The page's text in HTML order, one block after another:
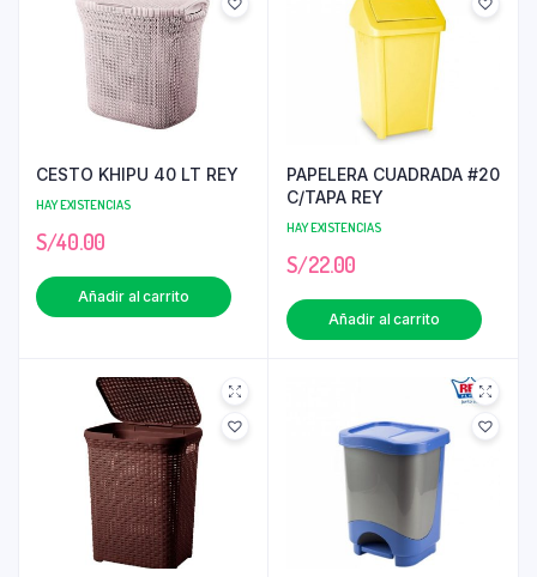
CESTO KHIPU 40 LT REY
HAY EXISTENCIAS
S/40.00
Añadir al carrito
PAPELERA CUADRADA #20
C/TAPA REY
HAY EXISTENCIAS
S/22.00
Añadir al carrito